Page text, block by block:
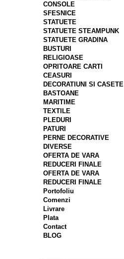
CONSOLE
SFESNICE
STATUETE
STATUETE STEAMPUNK
STATUETE GRADINA
BUSTURI
RELIGIOASE
OPRITOARE CARTI
CEASURI
DECORATIUNI SI CASETE
BASTOANE
MARITIME
TEXTILE
PLEDURI
PATURI
PERNE DECORATIVE
DIVERSE
OFERTA DE VARA
REDUCERI FINALE
OFERTA DE VARA
REDUCERI FINALE
Portofoliu
Comenzi
Livrare
Plata
Contact
BLOG